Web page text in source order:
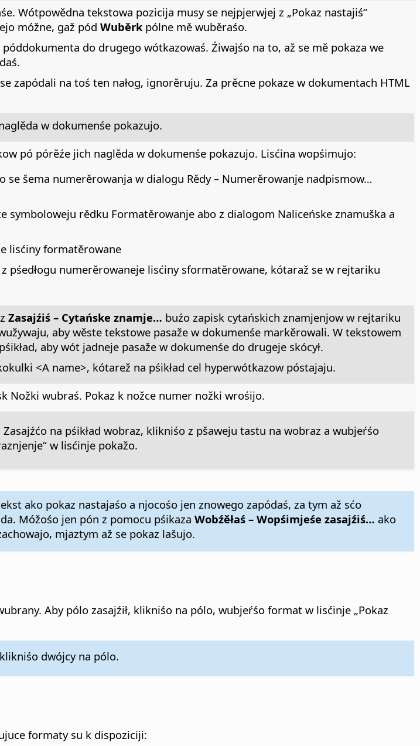
Wótpowědna tekstowa pozicija musy se nejpjerwjej z „Pokaz nastajiś“
móžne, gaž pód Wuběrkpólne mě wuběraśo.
do drugego wótkazowaś. Źiwajśo na to, až se mě pokaza we
zapódali na toś ten nałog, ignorěruju. Za prěcne pokaze w dokumentach HTML
w dokumenśe pokazujo.
pó pórěźe jich naglěda w dokumenśe pokazujo. Lisćina wopśimujo:
šema numerěrowanja w dialogu Rědy – Numerěrowanje nadpismow…
rědku Formatěrowanje abo z dialogom Naliceńske znamuška a
lisćiny formatěrowane
pśedłogu numerěrowaneje lisćiny sformatěrowane, kótaraž se w rejtariku
Zasajźiś – Cytańske znamje… buźo zapisk cytańskich znamjenjow w rejtariku
aby wěste tekstowe pasaže w dokumenśe markěrowali. W tekstowem
aby wót jadneje pasaže w dokumenśe do drugeje skócył.
<A name>, kótarež na pśikład cel hyperwótkazow póstajaju.
Nožki wubraś. Pokaz k nožce numer nožki wrośijo.
na pśikład wobraz, klikniśo z pšaweju tastu na wobraz a wubjeŕśo
w lisćinje pokažo.
ako pokaz nastajaśo a njocośo jen znowego zapódaś, za tym až sćo
Móžośo jen pón z pomocu pśikaza Wobźěłaś – Wopśimjeśe zasajźiś… ako
mjaztym až se pokaz lašujo.
Aby pólo zasajźił, klikniśo na pólo, wubjeŕśo format w lisćinje „Pokaz
dwójcy na pólo.
formaty su k dispoziciji: